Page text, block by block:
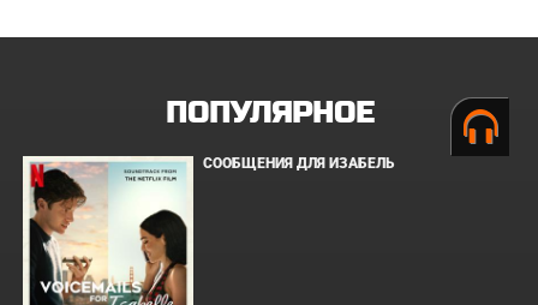
ПОПУЛЯРНОЕ
СООБЩЕНИЯ ДЛЯ ИЗАБЕЛЬ